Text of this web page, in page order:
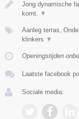
Jong dynamische
komt. ▼
Aanleg terras,
klinkers ▼
Openingstijden
Laatste facebook
Sociale media: